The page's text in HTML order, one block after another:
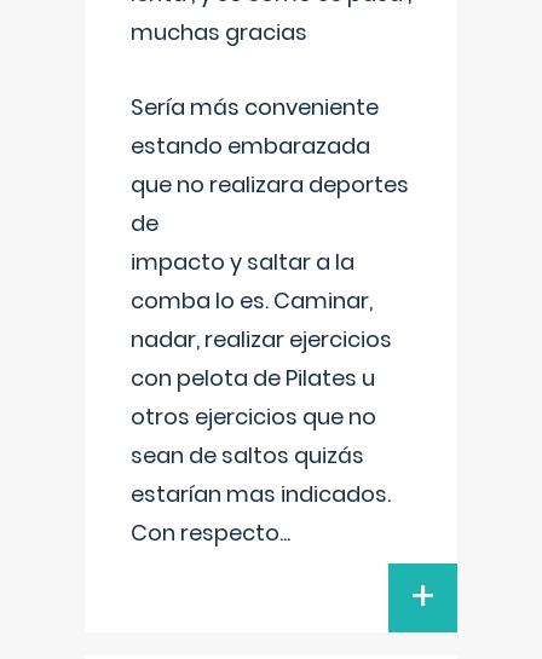
muchas gracias
Sería más conveniente
estando embarazada
que no realizara deportes
de
impacto y saltar a la
comba lo es. Caminar,
nadar, realizar ejercicios
con pelota de Pilates u
otros ejercicios que no
sean de saltos quizás
estarían mas indicados.
Con respecto...
+